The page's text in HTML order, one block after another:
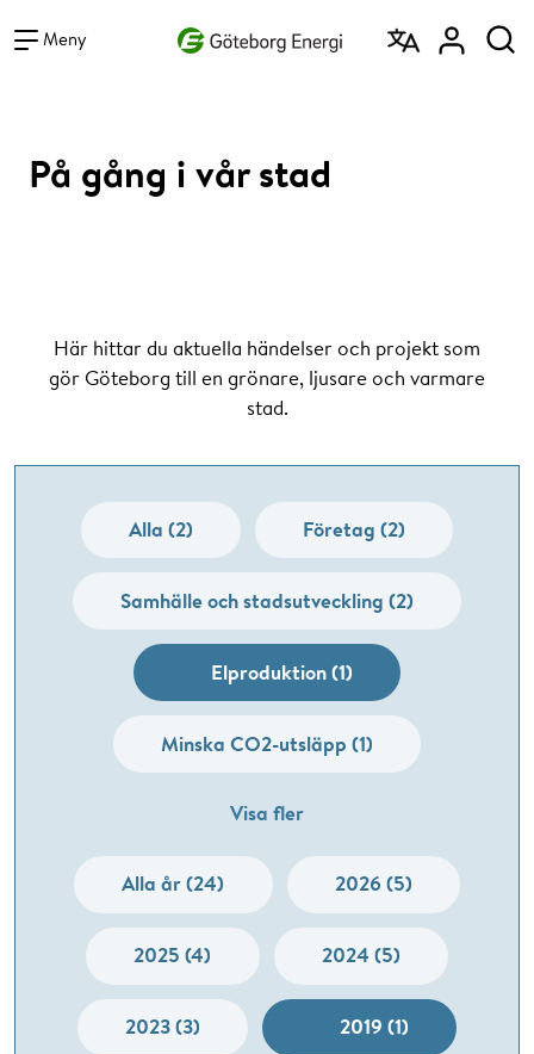
Meny
På gång i vår stad
Här hittar du aktuella händelser och projekt som
gör Göteborg till en grönare, ljusare och varmare
stad.
Alla (2) Företag (2)
Samhälle och stadsutveckling (2)
Elproduktion (1)
Minska CO2-utsläpp (1)
Visa fler
Alla år (24) 2026 (5)
2025 (4) 2024 (5)
2023 (3) 2019 (1)